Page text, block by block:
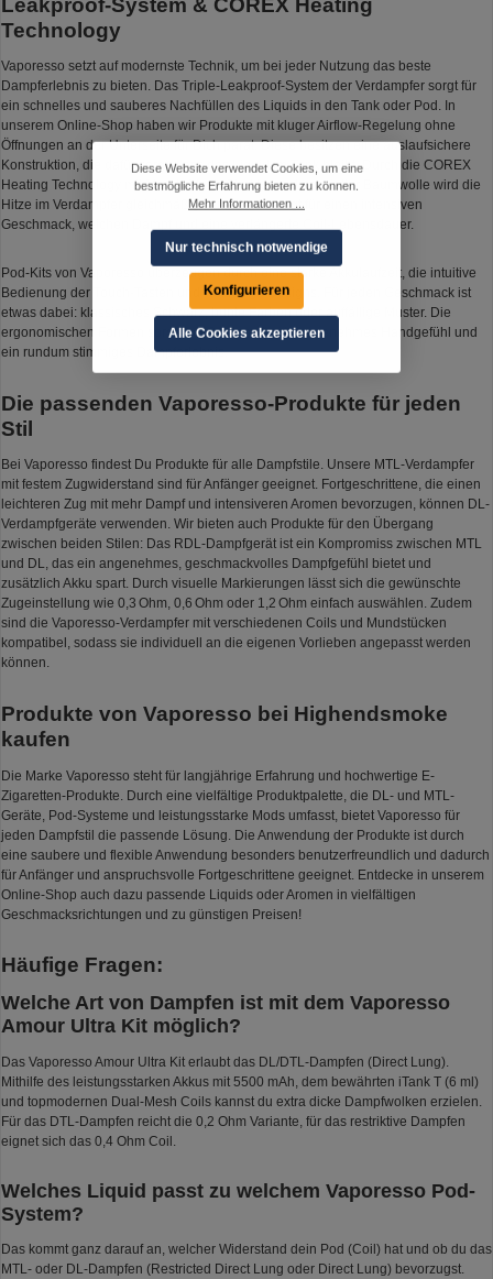
Technology
Vaporesso setzt auf modernste Technik, um bei jeder Nutzung das beste
Dampferlebnis zu bieten. Das Triple-Leakproof-System der Verdampfer sorgt für
ein schnelles und sauberes Nachfüllen des Liquids in den Tank oder Pod. In
unserem Online-Shop haben wir Produkte mit kluger Airflow-Regelung ohne
Öffnungen an der Unterseite für Dich parat. Diese besitzen eine auslaufsichere
Konstruktion, die dafür sorgt, dass das Liquid im Tank bleibt. Durch die COREX
Heating Technology mit Morph-Mesh-Struktur und spezieller Baumwolle wird die
Hitze im Verdampfer gleichmäßig verteilt und sorgt für einen intensiven
Geschmack, weichen Dampf und eine verlängerte Coil-Lebensdauer.
Pod-Kits von Vaporesso überzeugen durch eine starke Akkulaufzeit, die intuitive
Bedienung der Touch-Tasten und vielseitige Designs. Für jeden Geschmack ist
etwas dabei: klassisches Schwarz, bunte Farben oder auffällige Muster. Die
ergonomischen Formen sorgen außerdem für ein angenehmes Handgefühl und
ein rundum stimmiges Dampferlebnis.
Die passenden Vaporesso-Produkte für jeden
Stil
Bei Vaporesso findest Du Produkte für alle Dampfstile. Unsere MTL-Verdampfer
mit festem Zugwiderstand sind für Anfänger geeignet. Fortgeschrittene, die einen
leichteren Zug mit mehr Dampf und intensiveren Aromen bevorzugen, können DL-
Verdampfgeräte verwenden. Wir bieten auch Produkte für den Übergang
zwischen beiden Stilen: Das RDL-Dampfgerät ist ein Kompromiss zwischen MTL
und DL, das ein angenehmes, geschmackvolles Dampfgefühl bietet und
zusätzlich Akku spart. Durch visuelle Markierungen lässt sich die gewünschte
Zugeinstellung wie 0,3 Ohm, 0,6 Ohm oder 1,2 Ohm einfach auswählen. Zudem
sind die Vaporesso-Verdampfer mit verschiedenen Coils und Mundstücken
kompatibel, sodass sie individuell an die eigenen Vorlieben angepasst werden
können.
Produkte von Vaporesso bei Highendsmoke
kaufen
Die Marke Vaporesso steht für langjährige Erfahrung und hochwertige E-
Zigaretten-Produkte. Durch eine vielfältige Produktpalette, die DL- und MTL-
Geräte, Pod-Systeme und leistungsstarke Mods umfasst, bietet Vaporesso für
jeden Dampfstil die passende Lösung. Die Anwendung der Produkte ist durch
eine saubere und flexible Anwendung besonders benutzerfreundlich und dadurch
für Anfänger und anspruchsvolle Fortgeschrittene geeignet. Entdecke in unserem
Online-Shop auch dazu passende Liquids oder Aromen in vielfältigen
Geschmacksrichtungen und zu günstigen Preisen!
Häufige Fragen:
Welche Art von Dampfen ist mit dem Vaporesso
Amour Ultra Kit möglich?
Das Vaporesso Amour Ultra Kit erlaubt das DL/DTL-Dampfen (Direct Lung).
Mithilfe des leistungsstarken Akkus mit 5500 mAh, dem bewährten iTank T (6 ml)
und topmodernen Dual-Mesh Coils kannst du extra dicke Dampfwolken erzielen.
Für das DTL-Dampfen reicht die 0,2 Ohm Variante, für das restriktive Dampfen
eignet sich das 0,4 Ohm Coil.
Welches Liquid passt zu welchem Vaporesso Pod-
System?
Das kommt ganz darauf an, welcher Widerstand dein Pod (Coil) hat und ob du das
MTL- oder DL-Dampfen (Restricted Direct Lung oder Direct Lung) bevorzugst.
Diese Website verwendet Cookies, um eine
bestmögliche Erfahrung bieten zu können.
Mehr Informationen ...
Nur technisch notwendige
Konfigurieren
Alle Cookies akzeptieren